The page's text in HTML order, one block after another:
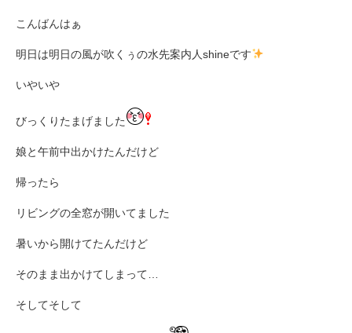
こんばんはぁ
明日は明日の風が吹くぅの水先案内人shineです
いやいや
びっくりたまげました
娘と午前中出かけたんだけど
帰ったら
リビングの全窓が開いてました
暑いから開けてたんだけど
そのまま出かけてしまって…
そしてそして